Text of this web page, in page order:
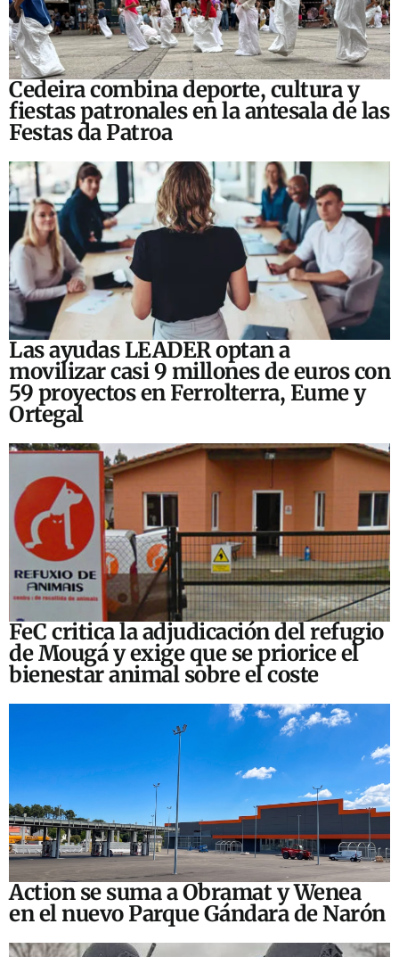
Cedeira combina deporte, cultura y
fiestas patronales en la antesala de las
Festas da Patroa
Las ayudas LEADER optan a
movilizar casi 9 millones de euros con
59 proyectos en Ferrolterra, Eume y
Ortegal
FeC critica la adjudicación del refugio
de Mougá y exige que se priorice el
bienestar animal sobre el coste
Action se suma a Obramat y Wenea
en el nuevo Parque Gándara de Narón